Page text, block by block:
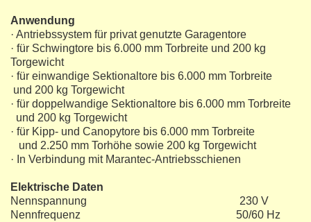
Anwendung
· Antriebssystem für privat genutzte Garagentore
· für Schwingtore bis 6.000 mm Torbreite und 200 kg
Torgewicht
· für einwandige Sektionaltore bis 6.000 mm Torbreite
und 200 kg Torgewicht
· für doppelwandige Sektionaltore bis 6.000 mm Torbreite
und 200 kg Torgewicht
· für Kipp- und Canopytore bis 6.000 mm Torbreite
und 2.250 mm Torhöhe sowie 200 kg Torgewicht
· In Verbindung mit Marantec-Antriebsschienen
Elektrische Daten
Nennspannung 230 V
Nennfrequenz 50/60 Hz